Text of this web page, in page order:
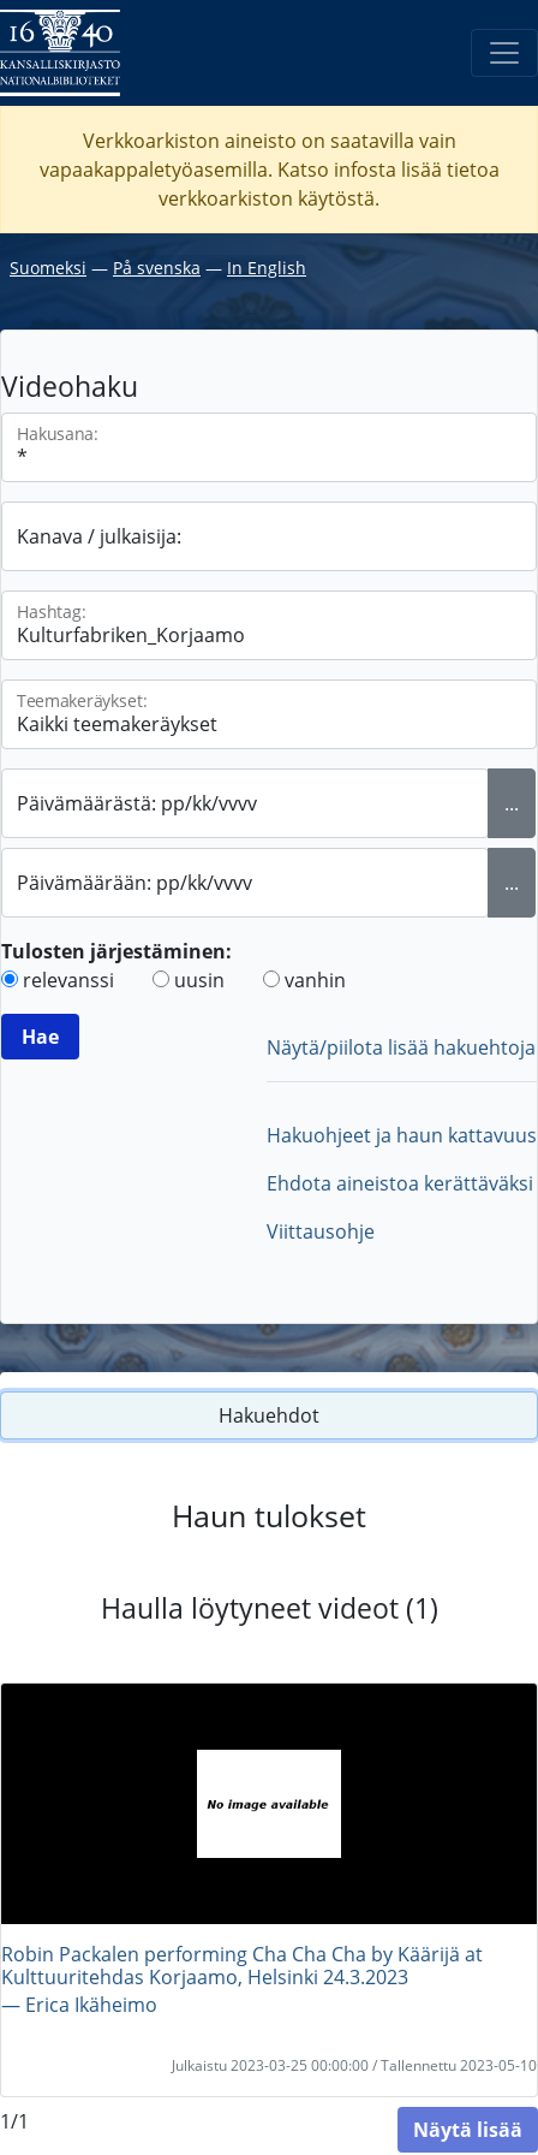
Verkkoarkiston aineisto on saatavilla vain
vapaakappaletyöasemilla. Katso infosta lisää tietoa
verkkoarkiston käytöstä.
Suomeksi ― På svenska ― In English
Videohaku
Hakusana:
Kanava / julkaisija:
Hashtag:
Teemakeräykset:
Päivämäärästä: pp/kk/vvvv ...
Päivämäärään: pp/kk/vvvv ...
Tulosten järjestäminen:
relevanssi
uusin vanhin
Näytä/piilota lisää hakuehtoja
Hakuohjeet ja haun kattavuus
Ehdota aineistoa kerättäväksi
Viittausohje
Hakuehdot
Haun tulokset
Haulla löytyneet videot (1)
Robin Packalen performing Cha Cha Cha by Käärijä at
Kulttuuritehdas Korjaamo, Helsinki 24.3.2023
― Erica Ikäheimo
Julkaistu 2023-03-25 00:00:00 / Tallennettu 2023-05-10
1/1 Näytä lisää